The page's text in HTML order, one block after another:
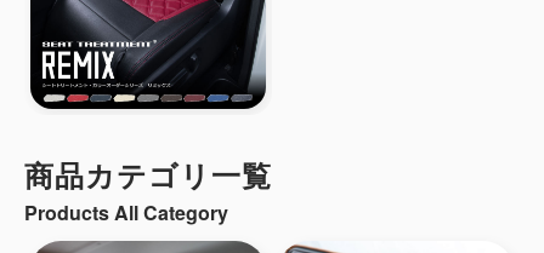
商品カテゴリ一覧
Products All Category